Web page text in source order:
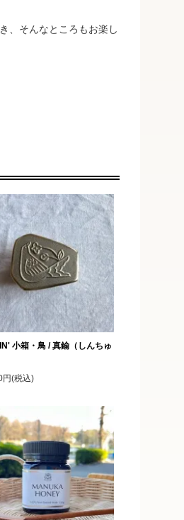
、そんなところもお楽し
小箱・鳥 / 真鍮（しんちゅ
円(税込)